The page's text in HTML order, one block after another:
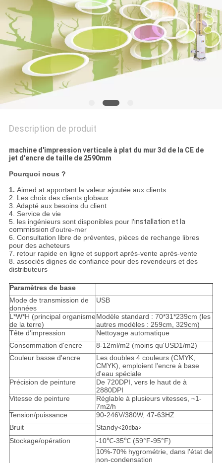
SITE
PRIVACY
POLICY
Description de produit
machine d'impression verticale à plat du mur 3d de la CE de
jet d'encre de taille de 2590mm
Pourquoi nous ?
1. Aimed at apportant la valeur ajoutée aux clients
2. Les choix des clients globaux
3. Adapté aux besoins du client
4. Service de vie
5. les ingénieurs sont disponibles pour l'installation et la
commission d'outre-mer
6. Consultation libre de préventes, pièces de rechange libres
pour des acheteurs
7. retour rapide en ligne et support après-vente après-vente
8. associés dignes de confiance pour des revendeurs et des
distributeurs
Paramètres de base
Mode de transmission de
données
USB
L*W*H (principal organisme
de la terre)
Modèle standard : 70*31*239cm (les
autres modèles : 259cm, 329cm)
Tête d'impression
Nettoyage automatique
Consommation d'encre
8-12ml/m2 (moins qu'USD1/m2)
Couleur basse d'encre
Les doubles 4 couleurs (CMYK,
CMYK), emploient l'encre à base
d'eau spéciale
Précision de peinture
De 720DPI, vers le haut de à
2880DPI
Vitesse de peinture
Réglable à plusieurs vitesses, ~1-
7m2/h
Tension/puissance
90-246V/380W, 47-63HZ
Bruit
Standy<20dba>
Stockage/opération -10℃-35℃ (59°F-95°F)
10%-70% hygrométrie, dans l'état de
non-condensation